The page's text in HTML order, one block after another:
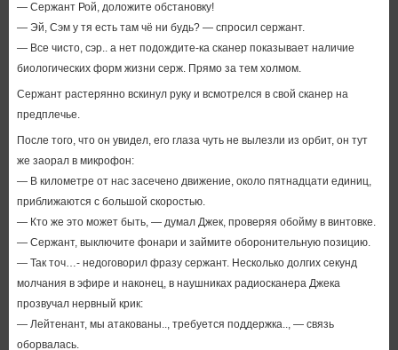
— Сержант Рой, доложите обстановку!
— Эй, Сэм у тя есть там чё ни будь? — спросил сержант.
— Все чисто, сэр.. а нет подождите-ка сканер показывает наличие
биологических форм жизни серж. Прямо за тем холмом.
Сержант растерянно вскинул руку и всмотрелся в свой сканер на
предплечье.
После того, что он увидел, его глаза чуть не вылезли из орбит, он тут
же заорал в микрофон:
— В километре от нас засечено движение, около пятнадцати единиц,
приближаются с большой скоростью.
— Кто же это может быть, — думал Джек, проверяя обойму в винтовке.
— Сержант, выключите фонари и займите оборонительную позицию.
— Так точ…- недоговорил фразу сержант. Несколько долгих секунд
молчания в эфире и наконец, в наушниках радиосканера Джека
прозвучал нервный крик:
— Лейтенант, мы атакованы.., требуется поддержка.., — связь
оборвалась.